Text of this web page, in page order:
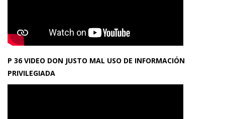
P 36 VIDEO DON JUSTO MAL USO DE INFORMACIÓN
PRIVILEGIADA